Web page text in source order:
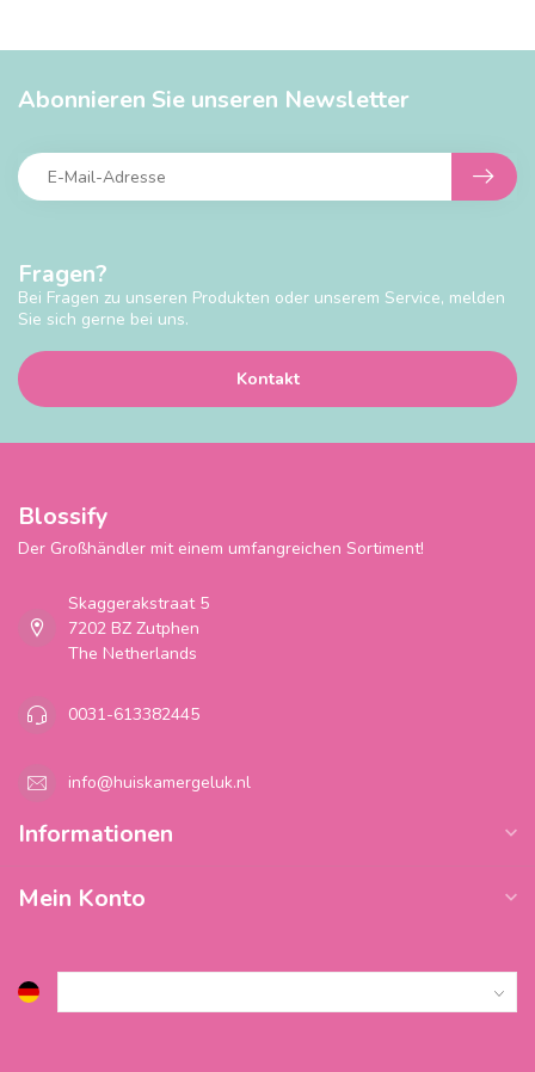
Fragen?
Bei Fragen zu unseren Produkten oder unserem Service, melden
Sie sich gerne bei uns.
Kontakt
Abonnieren Sie unseren Newsletter
Blossify
Der Großhändler mit einem umfangreichen Sortiment!
Skaggerakstraat 5
7202 BZ Zutphen
The Netherlands
0031-613382445
info@huiskamergeluk.nl
Informationen
Mein Konto